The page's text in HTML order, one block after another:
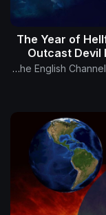
The Year of
Outcast Devil
The English Channel Of Al-Mahdi Nasser Mohammad Al-Yamani